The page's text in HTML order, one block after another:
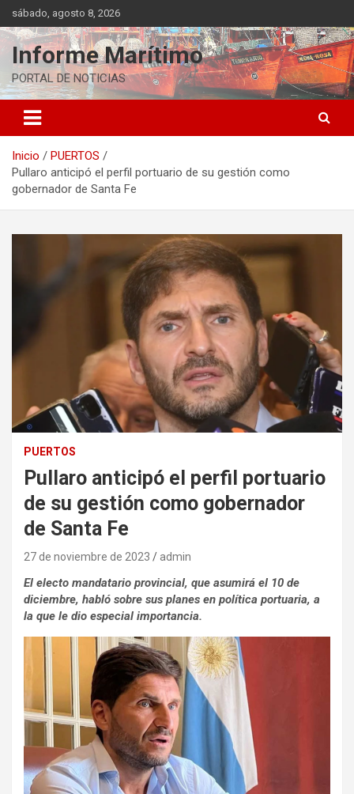
Saltar
al
contenido
sábado, agosto 8, 2026
Informe Marítimo
PORTAL DE NOTICIAS
Inicio
PUERTOS
Pullaro anticipó el perfil portuario de su gestión como
gobernador de Santa Fe
PUERTOS
Pullaro anticipó el perfil portuario
de su gestión como gobernador
de Santa Fe
27 de noviembre de 2023 admin
El electo mandatario provincial, que asumirá el 10 de
diciembre, habló sobre sus planes en política portuaria, a
la que le dio especial importancia.